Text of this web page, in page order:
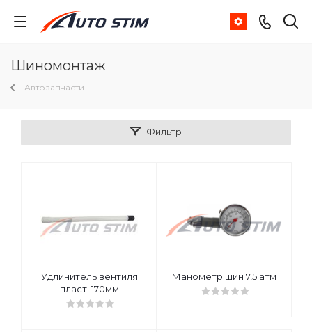
Шиномонтаж
Автозапчасти
Фильтр
Удлинитель вентиля
пласт. 170мм
Манометр шин 7,5 атм